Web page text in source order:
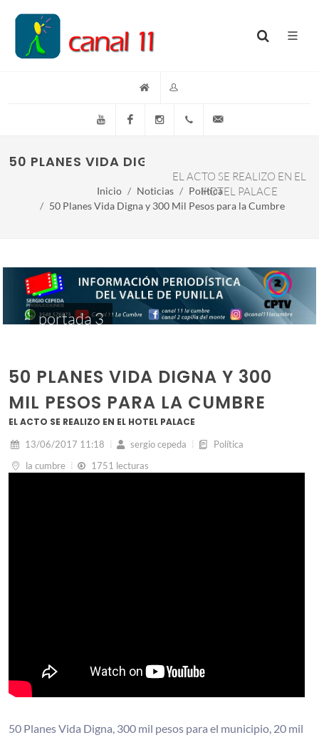
YouTube FacebookInstagram(+54)(9)3548-576073
50 PLANES VIDA DIGNA Y 300 MIL PESOS
EL ACTO SE REALIZO EN EL
HOTEL PALACE
Inicio Noticias
Política
50 Planes Vida Digna y 300 Mil Pesos para la Cumbre
portada 3
50 PLANES VIDA DIGNA Y 300
MIL PESOS PARA LA CUMBRE
EL ACTO SE REALIZO EN EL HOTEL PALACE
13/06/2017 11:18 sergio cepeda
Política
la cumbre
1751 lecturas
50 Planes Vida Digna, 300 mil pesos para el municipio, 20 mil